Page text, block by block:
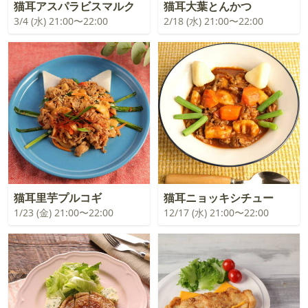
猫耳アスパラビスマルク
3/4 (水) 21:00〜22:00
猫耳大葉とんかつ
2/18 (水) 21:00〜22:00
猫耳里芋プルコギ
1/23 (金) 21:00〜22:00
猫耳ニョッキシチュー
12/17 (水) 21:00〜22:00